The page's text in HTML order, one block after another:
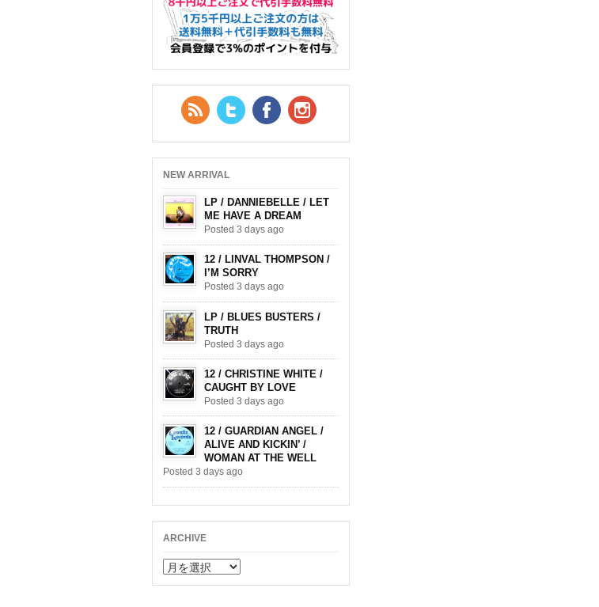
RSS FeedTwitter Facebook
NEW ARRIVAL
LP / DANNIEBELLE / LET
ME HAVE A DREAM
Posted 3 days ago
12 / LINVAL THOMPSON /
I’M SORRY
Posted 3 days ago
LP / BLUES BUSTERS /
TRUTH
Posted 3 days ago
12 / CHRISTINE WHITE /
CAUGHT BY LOVE
Posted 3 days ago
12 / GUARDIAN ANGEL /
ALIVE AND KICKIN’ /
WOMAN AT THE WELL
Posted 3 days ago
ARCHIVE
ARCHIVE